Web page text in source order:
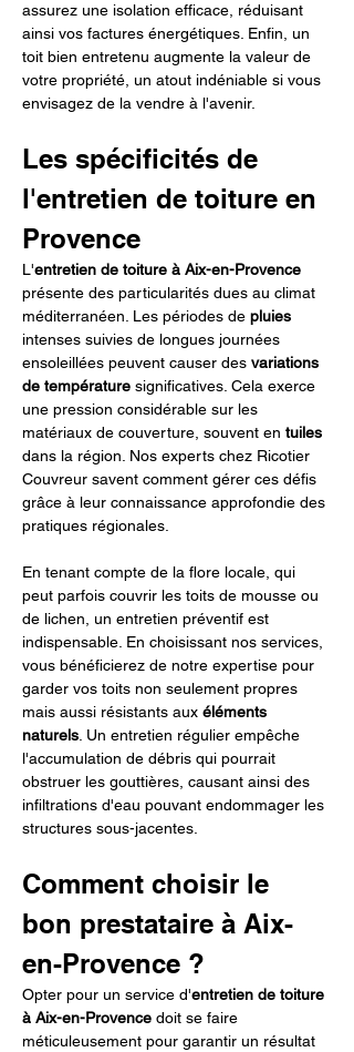
assurez une isolation efficace, réduisant
ainsi vos factures énergétiques. Enfin, un
toit bien entretenu augmente la valeur de
votre propriété, un atout indéniable si vous
envisagez de la vendre à l'avenir.
Les spécificités de
l'entretien de toiture en
Provence
L'entretien de toiture à Aix-en-Provence
présente des particularités dues au climat
méditerranéen. Les périodes de pluies
intenses suivies de longues journées
ensoleillées peuvent causer des variations
de température significatives. Cela exerce
une pression considérable sur les
matériaux de couverture, souvent en tuiles
dans la région. Nos experts chez Ricotier
Couvreur savent comment gérer ces défis
grâce à leur connaissance approfondie des
pratiques régionales.
En tenant compte de la flore locale, qui
peut parfois couvrir les toits de mousse ou
de lichen, un entretien préventif est
indispensable. En choisissant nos services,
vous bénéficierez de notre expertise pour
garder vos toits non seulement propres
mais aussi résistants aux éléments
naturels . Un entretien régulier empêche
l'accumulation de débris qui pourrait
obstruer les gouttières, causant ainsi des
infiltrations d'eau pouvant endommager les
structures sous-jacentes.
Comment choisir le
bon prestataire à Aix-
en-Provence ?
Opter pour un service d'entretien de toiture
à Aix-en-Provence doit se faire
méticuleusement pour garantir un résultat